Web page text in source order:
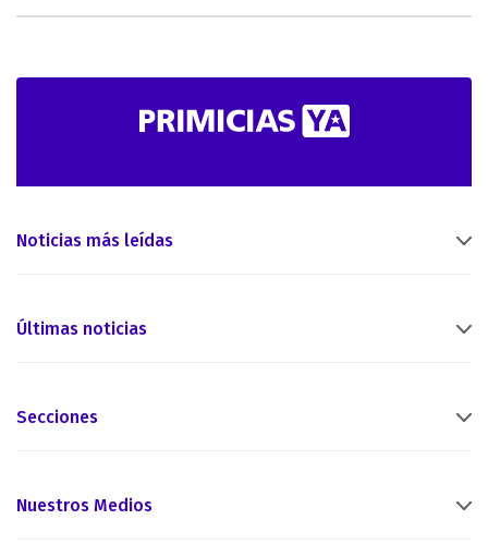
Noticias más leídas
Últimas noticias
Secciones
Nuestros Medios